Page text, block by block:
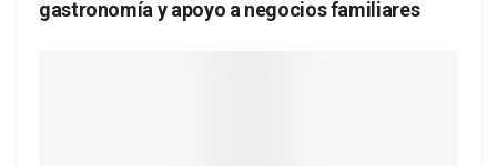
gastronomía y apoyo a negocios familiares